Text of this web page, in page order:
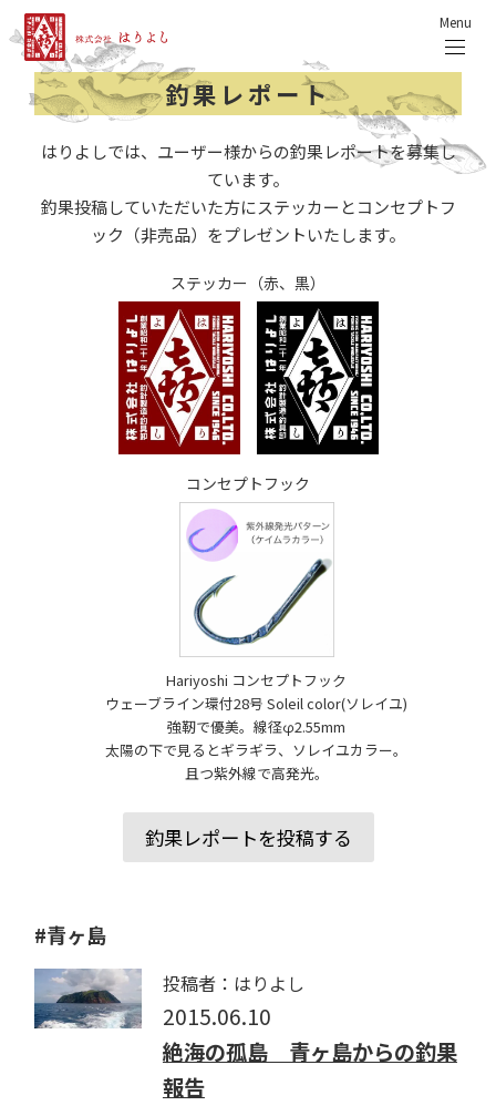
Menu
釣果レポート
はりよしでは、ユーザー様からの釣果レポートを募集し
ています。
釣果投稿していただいた方にステッカーとコンセプトフ
ック（非売品）をプレゼントいたします。
ステッカー（赤、黒）
コンセプトフック
Hariyoshi コンセプトフック
ウェーブライン環付28号 Soleil color(ソレイユ)
強靭で優美。線径φ2.55mm
太陽の下で見るとギラギラ、ソレイユカラー。
且つ紫外線で高発光。
釣果レポートを投稿する
#青ヶ島
投稿者：はりよし
2015.06.10
絶海の孤島 青ヶ島からの釣果
報告